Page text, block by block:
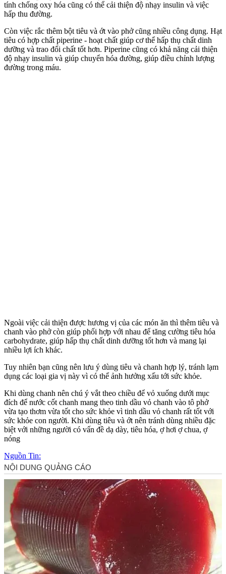
tính chống oxy hóa cũng có thể cải thiện độ nhạy insulin và việc
hấp thu đường.
Còn việc rắc thêm bột tiêu và ớt vào phở cũng nhiều công dụng. Hạt
tiêu có hợp chất piperine - hoạt chất giúp c‌ơ th‌ể hấp thụ chất dinh
dưỡng và trao đổi chất tốt hơn. Piperine cũng có khả năng cải thiện
độ nhạy insulin và giúp chuyển hóa đường, giúp điều chỉnh lượng
đường trong máu.
Ngoài việc cải thiện được hương vị của các món ăn thì thêm tiêu và
chanh vào phở còn giúp phối hợp với nhau để tăng cường tiêu hóa
carbohydrate, giúp hấp thụ chất dinh dưỡng tốt hơn và mang lại
nhiều lợi ích khác.
Tuy nhiên bạn cũng nên lưu ý dùng tiêu và chanh hợp lý, tránh lạ‌m
dụn‌g các loại gia vị này vì có thể ảnh hưởng xấu tới sức khỏe.
Khi dùng chanh nên chú ý vắt theo chiều để vỏ xuống dưới mục
đích để nước cốt chanh mang theo tinh dầu vỏ chanh vào tô phở
vừa tạo thơm vừa tốt cho sức khỏe vì tinh dầu vỏ chanh rất tốt với
sức khỏe con người. Khi dùng tiêu và ớt nên tránh dùng nhiều đặc
biệt với những người có vấn đề dạ dày, tiêu hóa, ợ hơi ợ chua, ợ
nóng
Nguồn Tin: